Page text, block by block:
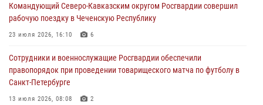
краеведения Луганской Народной Республики
09 августа 2026, 05:00
проходит в Сибири
09 августа 2026, 04:00 5
Росгвардейцы провели патриотическое занятие для детей на
Командующий Северо-Кавказским округом Росгвардии совершил
рабочую поездку в Чеченскую Республику
23 июля 2026, 16:10 6
Сотрудники и военнослужащие Росгвардии обеспечили
правопорядок при проведении товарищеского матча по футболу в
Санкт-Петербурге
13 июля 2026, 08:08 2